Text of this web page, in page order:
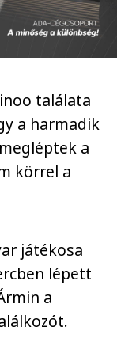
találata
a harmadik
a
körrel a
játékosa
lépett
a